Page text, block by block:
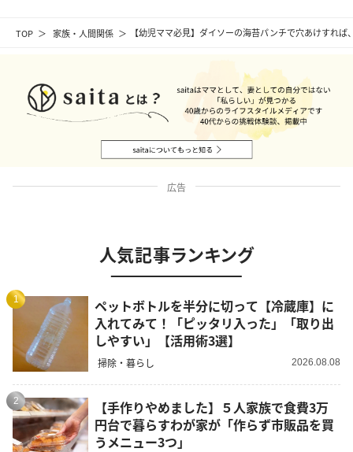
TOP 家族・人間関係 【幼児ママ必見】ダイソーの海苔パンチで穴あけすれ
広告
人気記事ランキング
1
ペットボトルを半分に切って【冷蔵庫】に
入れてみて！「ピッタリ入った」「取り出
しやすい」【活用術3選】
掃除・暮らし 2026.08.08
2
【手作りやめました】５人家族で食費3万
円台で暮らすわが家が「作らず市販品を買
うメニュー3つ」